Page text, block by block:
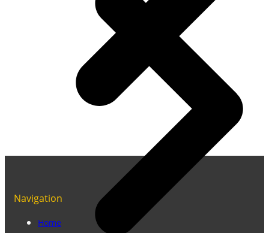
Navigation
Home